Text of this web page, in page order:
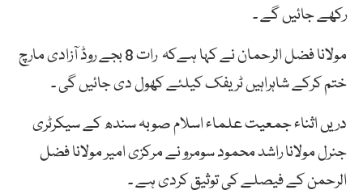
رکھے جائیں گے ۔
مولانا فضل الرحمان نے کہا ہےکہ رات 8 بجے روڈ آزادی مارچ
ختم کرکے شاہراہیں ٹریفک کیلئے کھول دی جائیں گی ۔
دریں اثناء جمعیت علماء اسلام صوبہ سندھ کے سیکرٹری
جنرل مولانا راشد محمود سومرو نے مرکزی امیر مولانا فضل
الرحمن کے فیصلے کی توثیق کردی ہے ۔